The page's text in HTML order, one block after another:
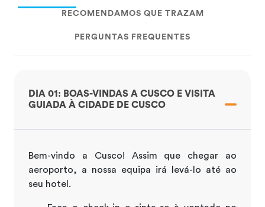
RECOMENDAMOS QUE TRAZAM
PERGUNTAS FREQUENTES
DIA 01: BOAS-VINDAS A CUSCO E VISITA
GUIADA À CIDADE DE CUSCO
Bem-vindo a Cusco! Assim que chegar ao
aeroporto, a nossa equipa irá levá-lo até ao
seu hotel.